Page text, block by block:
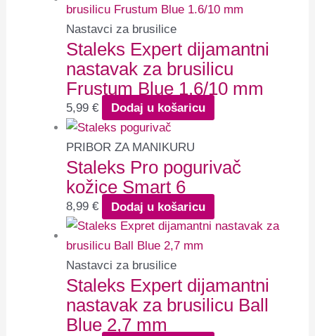
Nastavci za brusilice
Staleks Expert dijamantni
nastavak za brusilicu
Frustum Blue 1.6/10 mm
5,99€ Dodaj u košaricu
PRIBOR ZA MANIKURU
Staleks Pro pogurivač
kožice Smart 6
8,99€ Dodaj u košaricu
Nastavci za brusilice
Staleks Expert dijamantni
nastavak za brusilicu Ball
Blue 2,7 mm